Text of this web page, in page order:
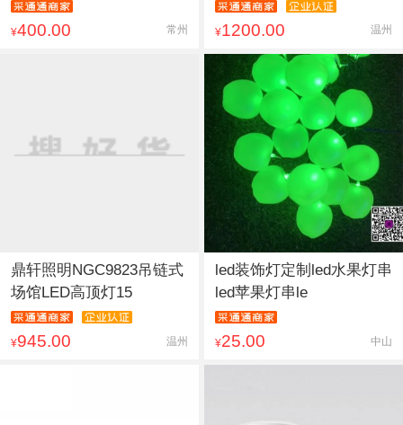
¥400.00 常州 ¥1200.00 温州
鼎轩照明NGC9823吊链式
场馆LED高顶灯15
¥945.00 温州
led装饰灯定制led水果灯串
led苹果灯串le
¥25.00 中山